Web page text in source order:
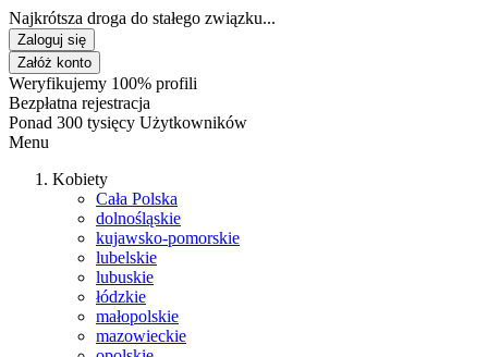
Najkrótsza droga do stałego związku...
Zaloguj się
Załóż konto
Weryfikujemy 100% profili
Bezpłatna rejestracja
Ponad 300 tysięcy Użytkowników
Menu
Kobiety
Cała Polska
dolnośląskie
kujawsko-pomorskie
lubelskie
lubuskie
łódzkie
małopolskie
mazowieckie